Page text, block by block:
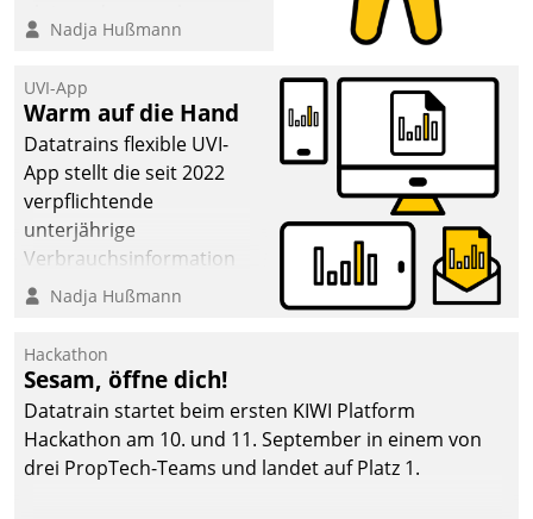
methodisch
Quartier. Dazwischen
zeigte Datatrain, was es
Neues zu bieten hat.
Nadja Hußmann
UVI-App
Warm auf die Hand
Datatrains flexible UVI-
App stellt die seit 2022
verpflichtende
unterjährige
Verbrauchsinformation
schnell, zuverlässig und
Die monatlichen
Mitteilungen zum
Heizungs- und
Wasserverbrauch gehen
automatisiert, vollständig
und auf Wunsch über
Nadja Hußmann
Hackathon
Sesam, öffne dich!
Datatrain startet beim ersten KIWI Platform
Hackathon am 10. und 11. September in einem von
drei PropTech-Teams und landet auf Platz 1.